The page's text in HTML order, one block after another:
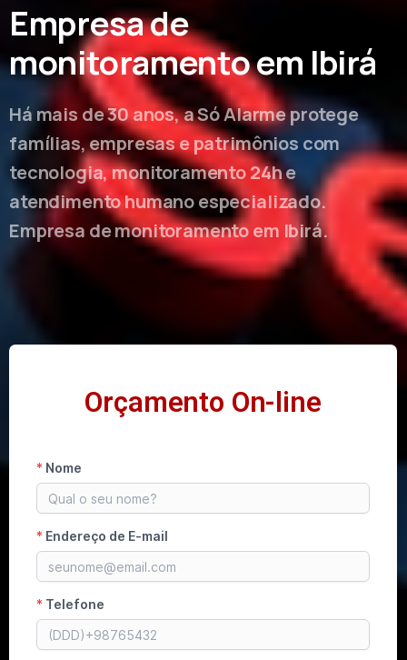
Empresa de
monitoramento em Ibirá
Há mais de 30 anos, a Só Alarme protege
famílias, empresas e patrimônios com
tecnologia, monitoramento 24h e
atendimento humano especializado.
Empresa de monitoramento em Ibirá.
Orçamento On-line